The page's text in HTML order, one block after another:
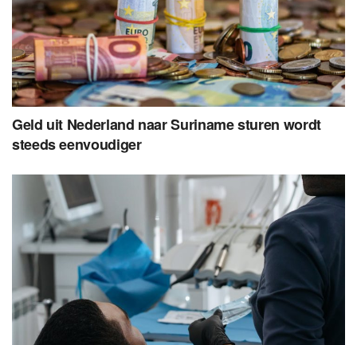
Geld uit Nederland naar Suriname sturen wordt
steeds eenvoudiger